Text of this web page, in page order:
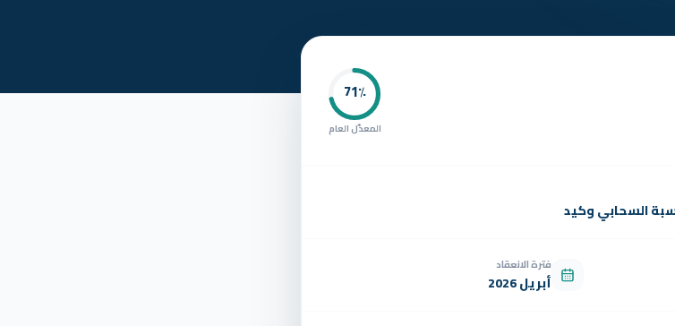
71٪
المعدّل العام
السحابي وكيد
فترة الانعقاد
أبريل 2026